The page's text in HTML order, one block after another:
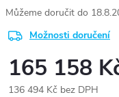
Možnosti doručení
165 158
136 494 Kč bez DPH